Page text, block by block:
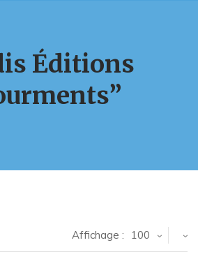
Éditions
Affichage : 100